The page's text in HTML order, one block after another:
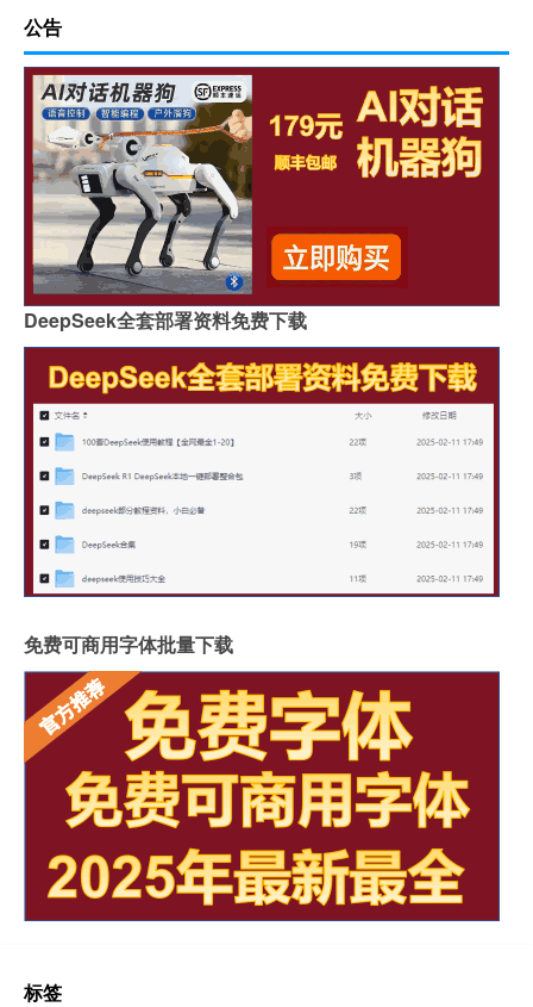
公告
DeepSeek全套部署资料免费下载
免费可商用字体批量下载
标签